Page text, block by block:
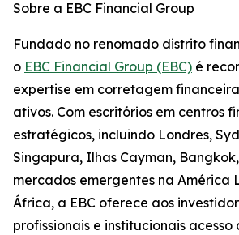
Sobre a EBC Financial Group
Fundado no renomado distrito
o EBC Financial Group (EBC) é
expertise em corretagem
ativos. Com escritórios em centros
estratégicos, incluindo Londres,
Singapura, Ilhas Cayman,
mercados emergentes na América
África, a EBC oferece aos
profissionais e institucionais